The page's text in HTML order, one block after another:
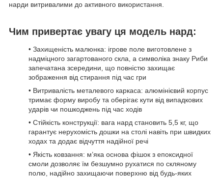
нарди витривалими до активного використання.
Чим привертає увагу ця модель нард:
• Захищеність малюнка: ігрове поле виготовлене з
надміцного загартованого скла, а символіка знаку Риби
запечатана зсередини, що повністю захищає
зображення від стирання під час гри
• Витривалість металевого каркаса: алюмінієвий корпус
тримає форму виробу та оберігає кути від випадкових
ударів чи пошкоджень під час ходів
• Стійкість конструкції: вага нард становить 5,5 кг, що
гарантує нерухомість дошки на столі навіть при швидких
ходах та додає відчуття надійної речі
• Якість ковзання: м’яка основа фішок з епоксидної
смоли дозволяє їм безшумно рухатися по скляному
полю, надійно захищаючи поверхню від будь-яких